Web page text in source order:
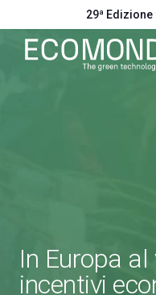
29ª Edizione
Eventi
In Europa
incentivi